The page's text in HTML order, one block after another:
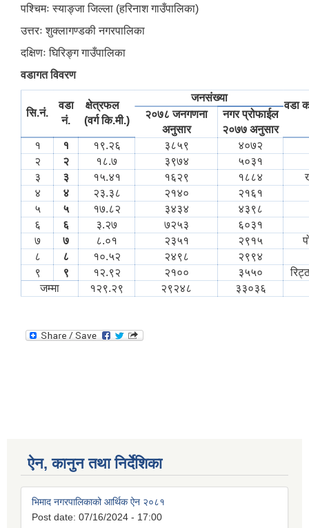
पश्‍चिमः स्याङ्जा जिल्ला (हरिनाश गाउँपालिका)
उत्तरः शुक्लागण्डकी नगरपालिका
दक्षिणः घिरिङ्ग गाउँपालिका
वडागत विवरण
सि.नं.
वडा
नं.
क्षेत्रफल
(वर्ग कि.मी.)
जनसंख्या
वडा
२०७८ जनगणना
अनुसार
नगर प्रोफाईल
२०७७ अनुसार
१
१ १९.२६ ३८५९
४०७२
२
२ १८.७ ३९७४
५०३१
३
३ १५.४१ १६२९ १८८४
४
४ २३.३८ २१४०
२१६१
५
५ १७.८२ ३४३४
४३९८
६
६ ३.२७ ७२५३
६०३१
७
७ ८.०१ २३५१ २९१५
८
८ १०.५२ २४९८
२९९४
९
९ १२.९२ २१०० ३५५०
जम्मा
१२९.२९ २९२४८ ३३०३६
ऐन, कानुन तथा निर्देशिका
भिमाद नगरपालिकाको आर्थिक ऐन २०८१
Post date: 07/16/2024 - 17:00